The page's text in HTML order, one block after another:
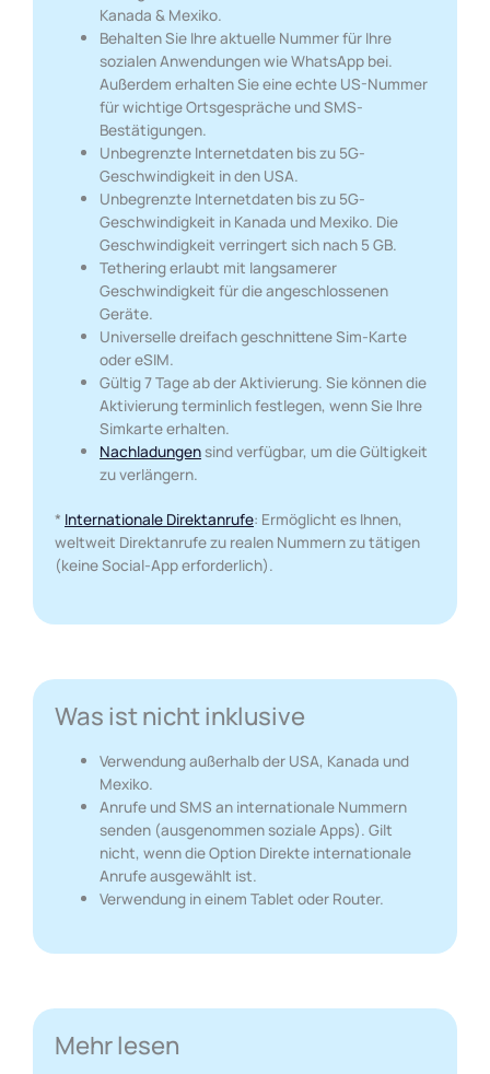
Kanada & Mexiko.
Behalten Sie Ihre aktuelle Nummer für Ihre
sozialen Anwendungen wie WhatsApp bei.
Außerdem erhalten Sie eine echte US-Nummer
für wichtige Ortsgespräche und SMS-
Bestätigungen.
Unbegrenzte Internetdaten bis zu 5G-
Geschwindigkeit in den USA.
Unbegrenzte Internetdaten bis zu 5G-
Geschwindigkeit in Kanada und Mexiko. Die
Geschwindigkeit verringert sich nach 5 GB.
Tethering erlaubt mit langsamerer
Geschwindigkeit für die angeschlossenen
Geräte.
Universelle dreifach geschnittene Sim-Karte
oder eSIM.
Gültig 7 Tage ab der Aktivierung. Sie können die
Aktivierung terminlich festlegen, wenn Sie Ihre
Simkarte erhalten.
Nachladungensind verfügbar, um die Gültigkeit
zu verlängern.
* Internationale Direktanrufe: Ermöglicht es Ihnen,
weltweit Direktanrufe zu realen Nummern zu tätigen
(keine Social-App erforderlich).
Was ist nicht inklusive
Verwendung außerhalb der USA, Kanada und
Mexiko.
Anrufe und SMS an internationale Nummern
senden (ausgenommen soziale Apps). Gilt
nicht, wenn die Option Direkte internationale
Anrufe ausgewählt ist.
Verwendung in einem Tablet oder Router.
Mehr lesen